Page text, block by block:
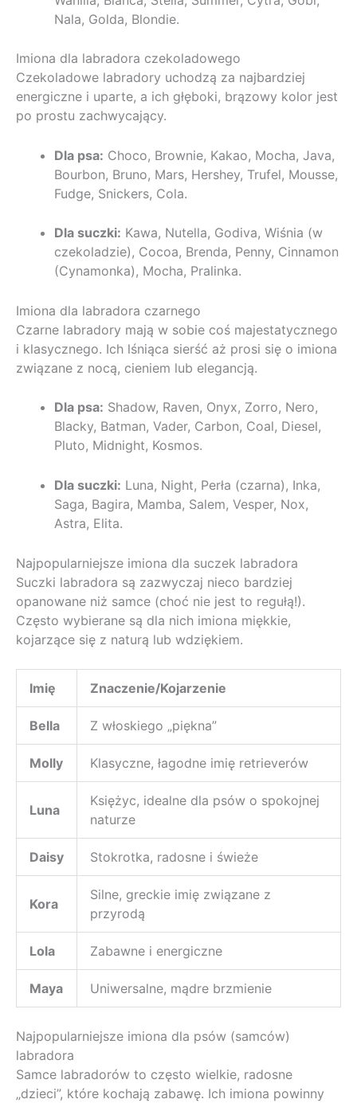
Nala, Golda, Blondie.
Imiona dla labradora czekoladowego
Czekoladowe labradory uchodzą za najbardziej
energiczne i uparte, a ich głęboki, brązowy kolor jest
po prostu zachwycający.
Dla psa: Choco, Brownie, Kakao, Mocha, Java,
Bourbon, Bruno, Mars, Hershey, Trufel, Mousse,
Fudge, Snickers, Cola.
Dla suczki: Kawa, Nutella, Godiva, Wiśnia (w
czekoladzie), Cocoa, Brenda, Penny, Cinnamon
(Cynamonka), Mocha, Pralinka.
Imiona dla labradora czarnego
Czarne labradory mają w sobie coś majestatycznego
i klasycznego. Ich lśniąca sierść aż prosi się o imiona
związane z nocą, cieniem lub elegancją.
Dla psa: Shadow, Raven, Onyx, Zorro, Nero,
Blacky, Batman, Vader, Carbon, Coal, Diesel,
Pluto, Midnight, Kosmos.
Dla suczki: Luna, Night, Perła (czarna), Inka,
Saga, Bagira, Mamba, Salem, Vesper, Nox,
Astra, Elita.
Najpopularniejsze imiona dla suczek labradora
Suczki labradora są zazwyczaj nieco bardziej
opanowane niż samce (choć nie jest to regułą!).
Często wybierane są dla nich imiona miękkie,
kojarzące się z naturą lub wdziękiem.
Imię Znaczenie/Kojarzenie
Bella Z włoskiego „piękna”
Molly Klasyczne, łagodne imię retrieverów
Luna
Księżyc, idealne dla psów o spokojnej
naturze
Daisy Stokrotka, radosne i świeże
Kora
Silne, greckie imię związane z
przyrodą
Lola Zabawne i energiczne
Maya Uniwersalne, mądre brzmienie
Najpopularniejsze imiona dla psów (samców)
labradora
Samce labradorów to często wielkie, radosne
„dzieci”, które kochają zabawę. Ich imiona powinny